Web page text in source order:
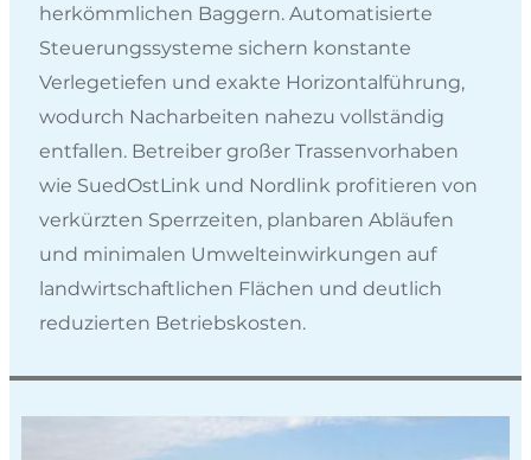
herkömmlichen Baggern. Automatisierte
Steuerungssysteme sichern konstante
Verlegetiefen und exakte Horizontalführung,
wodurch Nacharbeiten nahezu vollständig
entfallen. Betreiber großer Trassenvorhaben
wie SuedOstLink und Nordlink profitieren von
verkürzten Sperrzeiten, planbaren Abläufen
und minimalen Umwelteinwirkungen auf
landwirtschaftlichen Flächen und deutlich
reduzierten Betriebskosten.